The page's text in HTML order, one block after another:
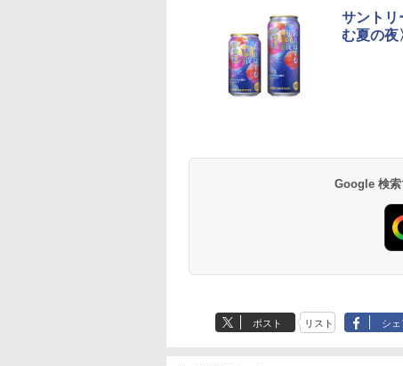
サントリ
む夏の夜
Google 検索
ポスト リスト シェ